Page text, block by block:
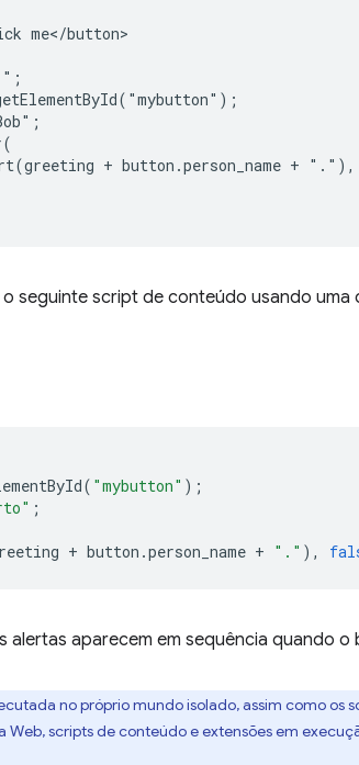
me</button>
+ button.person_name + "."),
seguinte script de conteúdo usando uma
( "mybutton" );
;
+ button .person_name + "." ),
alertas aparecem em sequência quando
no próprio mundo isolado, assim como os
scripts de conteúdo e extensões em